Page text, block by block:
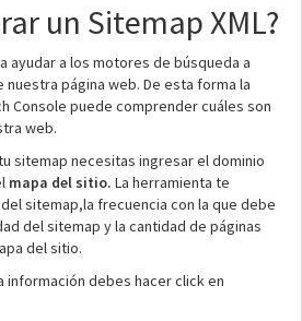
un Sitemap XML?
ayudar a los motores de búsqueda a
página web. De esta forma la
Console puede comprender cuáles son
web.
sitemap necesitas ingresar el dominio
mapa del sitio. La herramienta te
sitemap,la frecuencia con la que debe
del sitemap y la cantidad de páginas
del sitio.
información debes hacer click en